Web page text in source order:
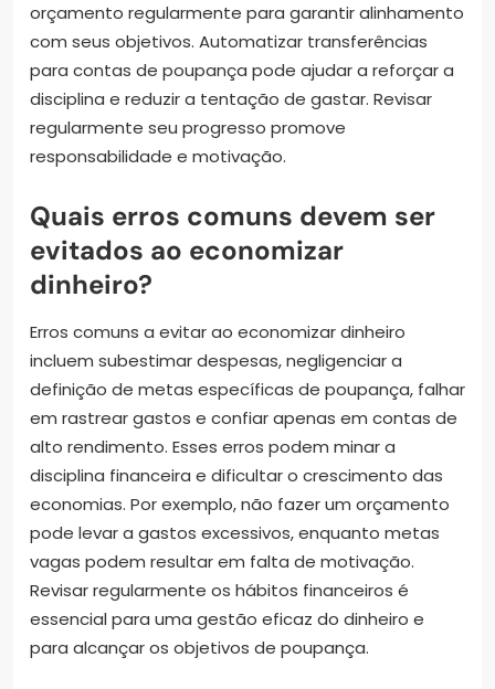
orçamento regularmente para garantir alinhamento
com seus objetivos. Automatizar transferências
para contas de poupança pode ajudar a reforçar a
disciplina e reduzir a tentação de gastar. Revisar
regularmente seu progresso promove
responsabilidade e motivação.
Quais erros comuns devem ser
evitados ao economizar
dinheiro?
Erros comuns a evitar ao economizar dinheiro
incluem subestimar despesas, negligenciar a
definição de metas específicas de poupança, falhar
em rastrear gastos e confiar apenas em contas de
alto rendimento. Esses erros podem minar a
disciplina financeira e dificultar o crescimento das
economias. Por exemplo, não fazer um orçamento
pode levar a gastos excessivos, enquanto metas
vagas podem resultar em falta de motivação.
Revisar regularmente os hábitos financeiros é
essencial para uma gestão eficaz do dinheiro e
para alcançar os objetivos de poupança.